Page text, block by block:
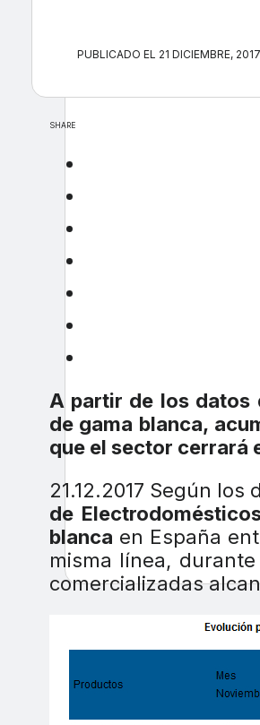
PUBLICADO EL 21 DICIEMBRE, 2017
SHARE
A partir de los datos
de gama blanca,
que el sector cerrará
21.12.2017 Según
de
blanca en España
misma línea,
comercializadas